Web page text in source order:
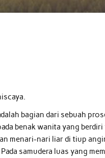
bagian dari sebuah
benak wanita yang
menari-nari liar di tiup
samudera luas yang